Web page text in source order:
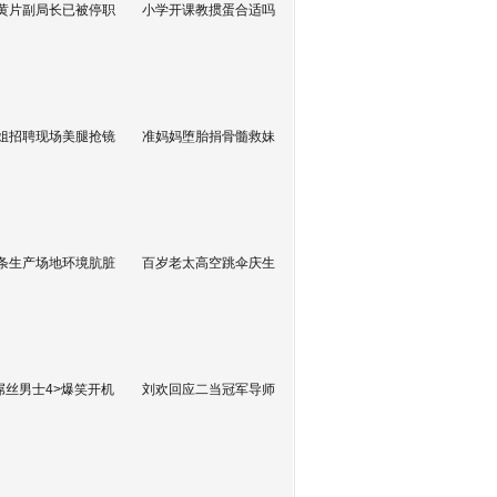
片副局长已被停职 小学开课教掼蛋合适吗
招聘现场美腿抢镜 准妈妈堕胎捐骨髓救妹
生产场地环境肮脏 百岁老太高空跳伞庆生
丝男士4>爆笑开机 刘欢回应二当冠军导师